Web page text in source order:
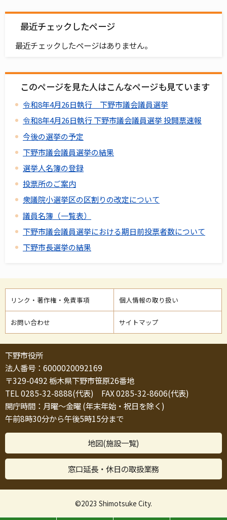
最近チェックしたページ
最近チェックしたページはありません。
このページを見た人はこんなページも見ています
令和8年4月26日執行 下野市議会議員選挙
令和8年4月26日執行 下野市議会議員選挙 投開票速報
今後の選挙の予定
下野市議会議員選挙の結果
選挙人名簿の登録
投票所のご案内
衆議院小選挙区の区割りの改定について
議員名簿（一覧表）
下野市議会議員選挙における期日前投票者数について
下野市長選挙の結果
リンク・著作権・免責事項 個人情報の取り扱い
お問い合わせ サイトマップ
下野市役所
法人番号：6000020092169
〒329-0492 栃木県下野市笹原26番地
TEL 0285-32-8888(代表) FAX 0285-32-8606(代表)
開庁時間：月曜～金曜 (年末年始・祝日を除く)
午前8時30分から午後5時15分まで
地図(施設一覧)
窓口延長・休日の取扱業務
©2023 Shimotsuke City.